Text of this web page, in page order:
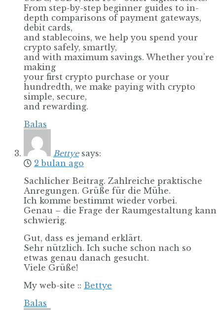
From step-by-step beginner guides to in-
depth comparisons of payment gateways,
debit cards,
and stablecoins, we help you spend your
crypto safely, smartly,
and with maximum savings. Whether you’re
making
your first crypto purchase or your
hundredth, we make paying with crypto
simple, secure,
and rewarding.
Balas
Bettye says:
2 bulan ago
Sachlicher Beitrag. Zahlreiche praktische
Anregungen. Grüße für die Mühe.
Ich komme bestimmt wieder vorbei.
Genau – die Frage der Raumgestaltung kann
schwierig.
Gut, dass es jemand erklärt.
Sehr nützlich. Ich suche schon nach so
etwas genau danach gesucht.
Viele Grüße!
My web-site :: Bettye
Balas